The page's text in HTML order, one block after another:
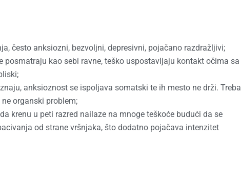
često anksiozni, bezvoljni, depresivni, pojačano razdražljivi;
posmatraju kao sebi ravne, teško uspostavljaju kontakt očima sa
anksioznost se ispoljava somatski te ih mesto ne drži. Treba
organski problem;
krenu u peti razred nailaze na mnoge teškoće budući da se
od strane vršnjaka, što dodatno pojačava intenzitet